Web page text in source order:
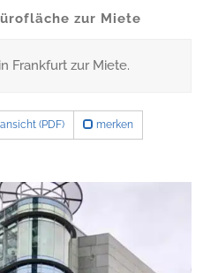
zur Miete
Frankfurt zur Miete.
(PDF) merken